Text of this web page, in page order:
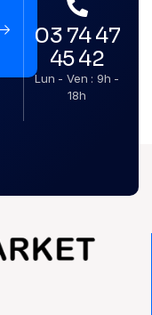
03 74 47
45 42
Lun - Ven : 9h -
18h